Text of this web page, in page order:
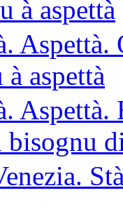
à aspettà
Aspettà.
aspettà
Aspettà.
bisognu